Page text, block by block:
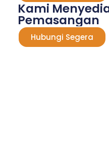
Kami
Pemasangan
Hubungi Segera